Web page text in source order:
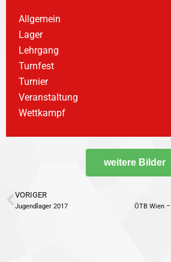
Allgemein
Lager
Lehrgang
Turnfest
Turnier
Veranstaltung
Wettkampf
weitere Bilder
VORIGER
Jugendlager 2017